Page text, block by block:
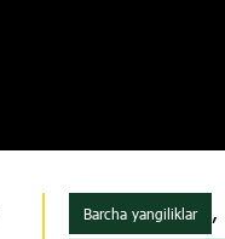
Barcha yangiliklar ,